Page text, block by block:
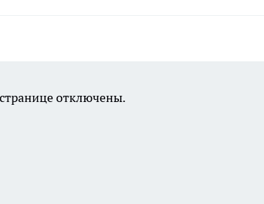
отключены.